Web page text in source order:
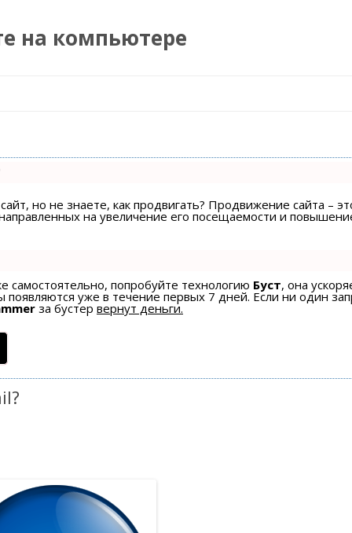
на компьютере
но не знаете, как продвигать? Продвижение сайта –
на увеличение его посещаемости и
самостоятельно, попробуйте технологию Буст, она
уже в течение первых 7 дней. Если ни один
за бустер вернут деньги.